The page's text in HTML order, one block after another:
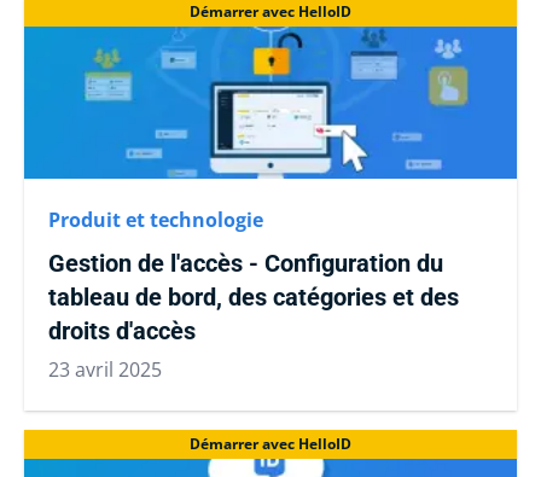
Démarrer avec HelloID
Produit et technologie
Gestion de l'accès - Configuration du
tableau de bord, des catégories et des
droits d'accès
23 avril 2025
Démarrer avec HelloID